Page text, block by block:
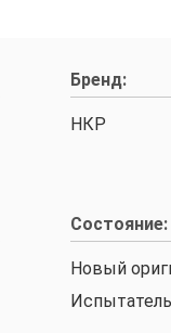
Бренд:
НКР
Состояние:
Новый